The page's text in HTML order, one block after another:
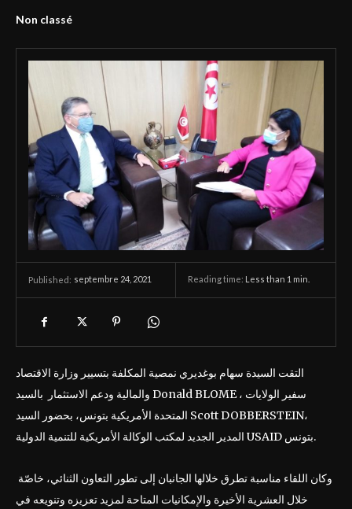
Non classé
Published: septembre 24, 2021 Reading time: Less than 1 min.
التقت السيدة سهام بوغديري نمصية المكلفة بتسيير وزارة الاقتصاد
والمالية ودعم الاستثمار بالسيد Donald BLOME ، سفير الولايات
المتحدة الأمريكية بتونس، بحضور السيد Scott DOBBERSTEIN،
المدير الجديد لمكتب الوكالة الأمريكية للتنمية الدولية USAID بتونس.
خلال العشرية الأخيرة والإمكانيات المتاحة لمزيد تعزيزه وتنويعه في